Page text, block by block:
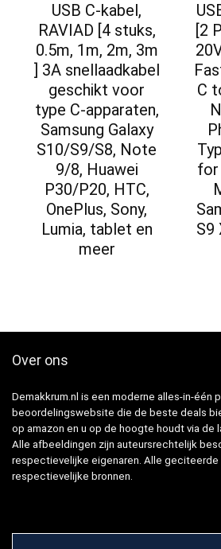
USB C-kabel,
RAVIAD [4 stuks,
0.5m, 1m, 2m, 3m
] 3A snellaadkabel
geschikt voor
type C-apparaten,
Samsung Galaxy
S10/S9/S8, Note
9/8, Huawei
P30/P20, HTC,
OnePlus, Sony,
Lumia, tablet en
meer
[2
C
for
S9
Over ons
Demakkrum.nl is een moderne alles-in-één
beoordelingswebsite die de beste deals
op amazon en u op de hoogte houdt via
Alle afbeeldingen zijn auteursrechtelijk
respectievelijke eigenaren. Alle geciteerde
respectievelijke bronnen.